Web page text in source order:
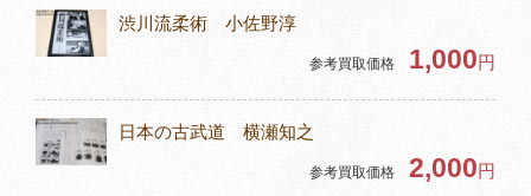
渋川流柔術 小佐野淳
参考買取価格 1,000円
日本の古武道 横瀬知之
参考買取価格 2,000円